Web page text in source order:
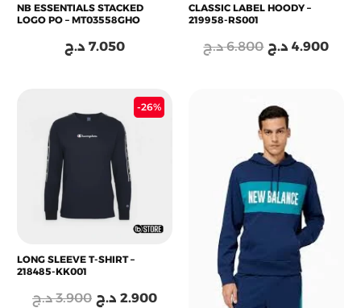
NB ESSENTIALS STACKED
LOGO PO – MT03558GHO
7.050 د.ج
CLASSIC LABEL HOODY –
219958-RS001
6.800 د.ج 4.900 د.ج
-26%
LONG SLEEVE T-SHIRT –
218485-KK001
3.900 د.ج
prix
initial
était :
2.900 د.ج
Le
prix